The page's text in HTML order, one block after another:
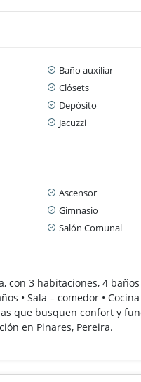
Baño auxiliar
Clósets
Depósito
Jacuzzi
Ascensor
Gimnasio
Salón Comunal
3 habitaciones, 4
• Sala – comedor •
que busquen confort y
en Pinares, Pereira.